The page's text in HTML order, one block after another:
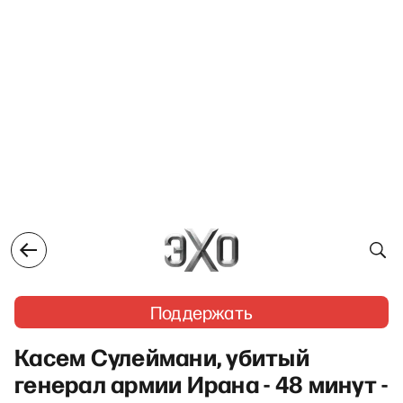
Поддержать
Касем Сулеймани, убитый
генерал армии Ирана - 48 минут -